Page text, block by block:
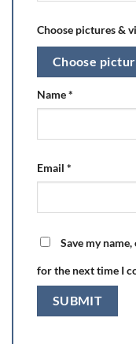
Choose pictures &
Choose
Name*
Email *
Save my
for the next time I